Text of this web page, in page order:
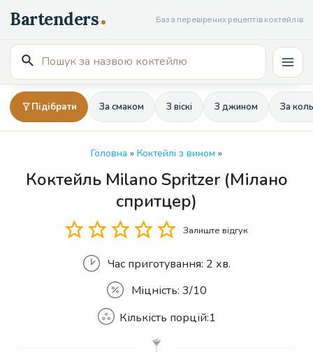
до
вмісту
База перевірених рецептів коктейлів
Пошук
для:
Підібрати За смаком З віскі З джином За
Головна » Коктейлі з вином »
Коктейль Milano Spritzer (Мілано
спритцер)
Залиште відгук
Час приготування: 2 хв.
Міцність: 3/10
Кількість
Кількість порцій:1